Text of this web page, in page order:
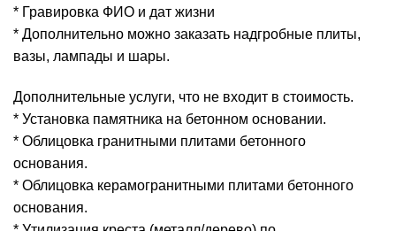
* Гравировка ФИО и дат жизни
* Дополнительно можно заказать надгробные плиты,
вазы, лампады и шары.
Дополнительные услуги, что не входит в стоимость.
* Установка памятника на бетонном основании.
* Облицовка гранитными плитами бетонного
основания.
* Облицовка керамогранитными плитами бетонного
основания.